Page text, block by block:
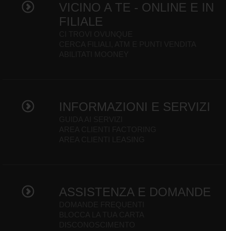
VICINO A TE - ONLINE E IN
FILIALE
INFORMAZIONI E SERVIZI
ASSISTENZA E DOMANDE